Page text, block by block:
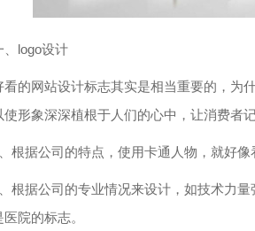
logo设计
网站设计标志其实是相当重要的，为什
使形象深深植根于人们的心中，让消费者
据公司的特点，使用卡通人物，就好像
据公司的专业情况来设计，如技术力量
院的标志。